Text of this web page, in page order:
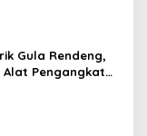
Gula Rendeng,
Alat Pengangkat